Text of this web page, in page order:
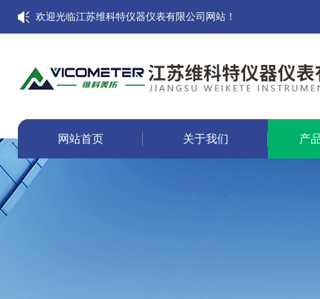
欢迎光临江苏维科特仪器仪表有限公司网站！
网站首页 关于我们 产